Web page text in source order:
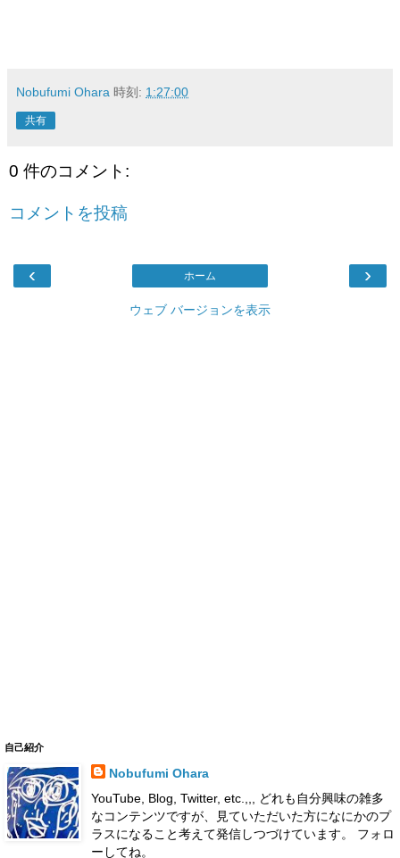
Nobufumi Ohara 時刻: 1:27:00
共有
0 件のコメント:
コメントを投稿
‹ ›
ホーム
ウェブ バージョンを表示
自己紹介
Nobufumi Ohara
YouTube, Blog, Twitter, etc.,,, どれも自分興味の雑多
なコンテンツですが、見ていただいた方になにかのプ
ラスになること考えて発信しつづけています。 フォロ
ーしてね。